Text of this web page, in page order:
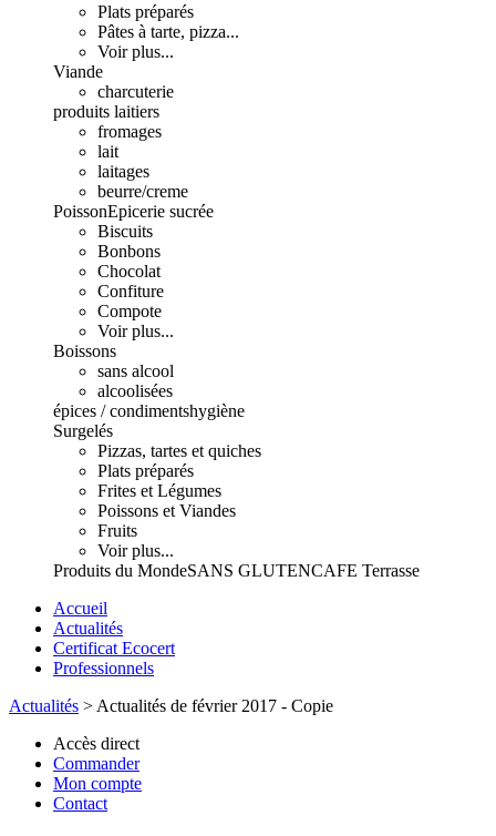
Plats préparés
Pâtes à tarte, pizza...
Voir plus...
Viande
charcuterie
produits laitiers
fromages
lait
laitages
beurre/creme
PoissonEpicerie sucrée
Biscuits
Bonbons
Chocolat
Confiture
Compote
Voir plus...
Boissons
sans alcool
alcoolisées
épices / condimentshygiène
Surgelés
Pizzas, tartes et quiches
Plats préparés
Frites et Légumes
Poissons et Viandes
Fruits
Voir plus...
Produits du MondeSANS GLUTENCAFE Terrasse
Accueil
Actualités
Certificat Ecocert
Professionnels
Actualités > Actualités de février 2017 - Copie
Accès direct
Commander
Mon compte
Contact